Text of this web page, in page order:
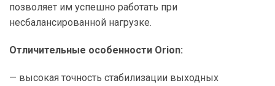
позволяет им успешно работать при
несбалансированной нагрузке.
Отличительные особенности Orion:
— высокая точность стабилизации выходных